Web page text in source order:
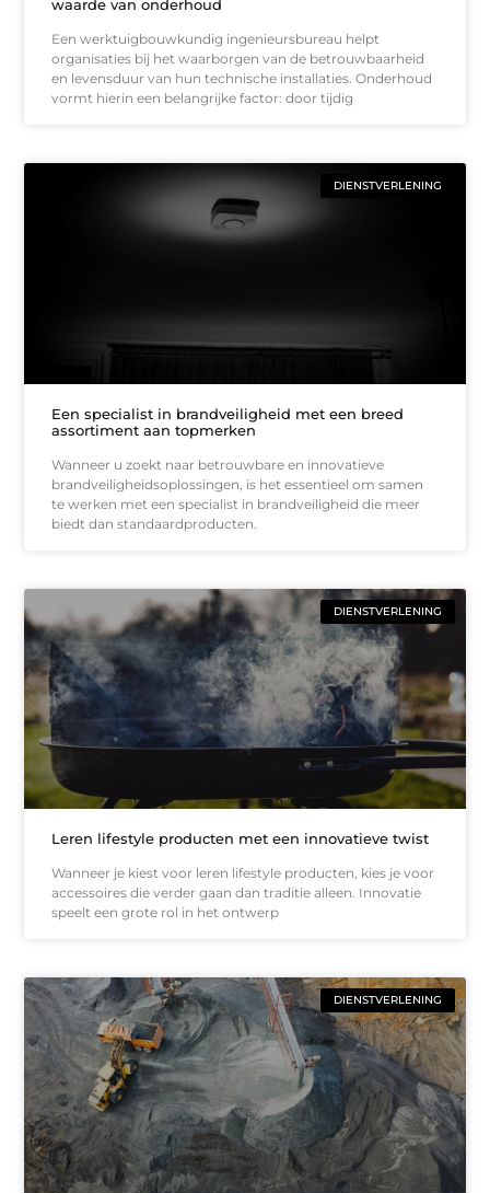
waarde van onderhoud
Een werktuigbouwkundig ingenieursbureau helpt
organisaties bij het waarborgen van de betrouwbaarheid
en levensduur van hun technische installaties. Onderhoud
vormt hierin een belangrijke factor: door tijdig
DIENSTVERLENING
Een specialist in brandveiligheid met een breed
assortiment aan topmerken
Wanneer u zoekt naar betrouwbare en innovatieve
brandveiligheidsoplossingen, is het essentieel om samen
te werken met een specialist in brandveiligheid die meer
biedt dan standaardproducten.
DIENSTVERLENING
Leren lifestyle producten met een innovatieve twist
Wanneer je kiest voor leren lifestyle producten, kies je voor
accessoires die verder gaan dan traditie alleen. Innovatie
speelt een grote rol in het ontwerp
DIENSTVERLENING